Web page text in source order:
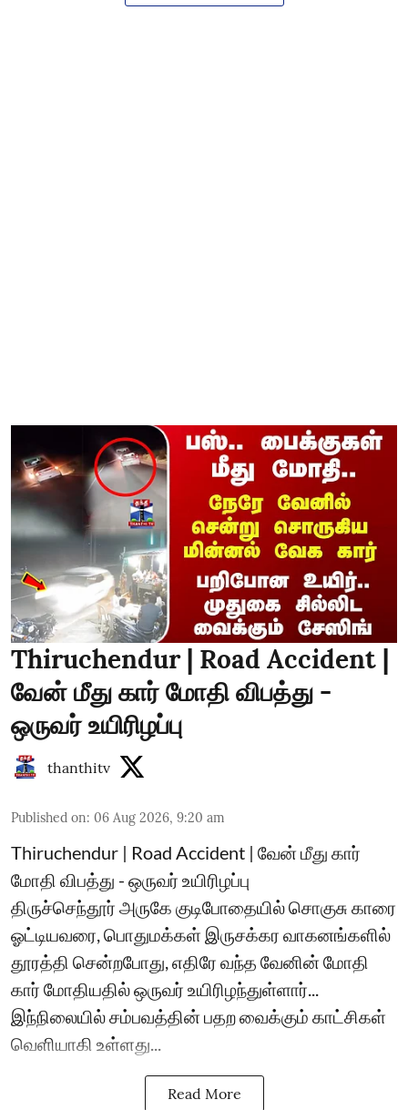
Thiruchendur | Road Accident |
வேன் மீது கார் மோதி விபத்து -
ஒருவர் உயிரிழப்பு
thanthitv
Published on: 06 Aug 2026, 9:20 am
Thiruchendur | Road Accident | வேன் மீது கார்
மோதி விபத்து - ஒருவர் உயிரிழப்பு
திருச்செந்தூர் அருகே குடிபோதையில் சொகுசு காரை
ஓட்டியவரை, பொதுமக்கள் இருசக்கர வாகனங்களில்
தூரத்தி சென்றபோது, எதிரே வந்த வேனின் மோதி
கார் மோதியதில் ஒருவர் உயிரிழந்துள்ளார்...
இந்நிலையில் சம்பவத்தின் பதற வைக்கும் காட்சிகள்
வெளியாகி உள்ளது...
Read More